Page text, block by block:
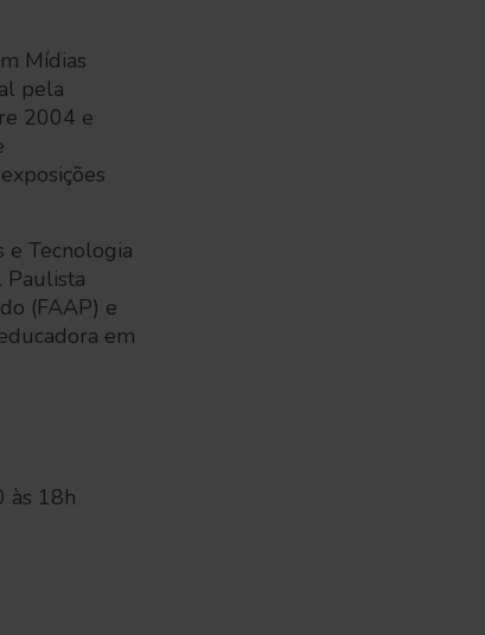
Mídias
pela
2004 e
e Tecnologia
Paulista
(FAAP) e
em
às 18h